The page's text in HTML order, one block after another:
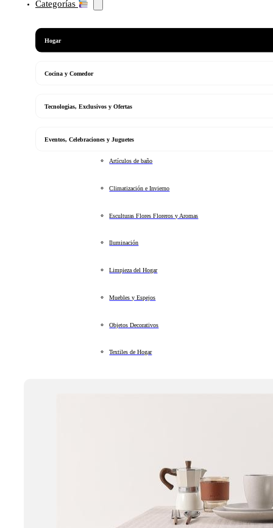
Categorías
Hogar
Cocina y Comedor
Tecnologias, Exclusivos y Ofertas
Eventos, Celebraciones y Juguetes
Artículos de baño
Climatización e Invierno
Esculturas Flores Floreros y Aromas
Iluminación
Limpieza del Hogar
Muebles y Espejos
Objetos Decorativos
Textiles de Hogar